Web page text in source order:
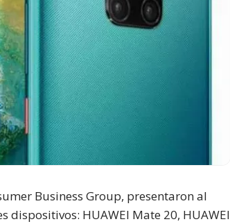
Business Group, presentaron al
HUAWEI Mate 20, HUAWEI